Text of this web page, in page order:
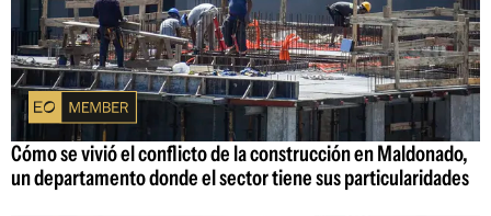
Cómo se vivió el conflicto de la construcción en Maldonado,
un departamento donde el sector tiene sus particularidades